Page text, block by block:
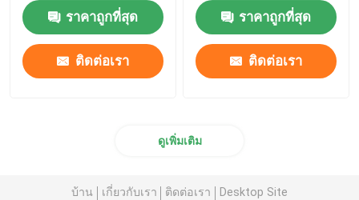
ราคาถูกที่สุด
ติดต่อเรา
ราคาถูกที่สุด
ติดต่อเรา
ดูเพิ่มเติม
บ้าน เกี่ยวกับเรา ติดต่อเรา Desktop Site